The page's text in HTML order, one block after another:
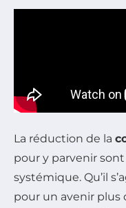
La réduction de la
pour y parvenir
systémique. Qu’il
pour un avenir plus